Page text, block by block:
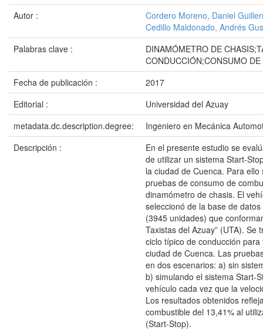
Autor :
Cordero Moreno, Daniel
Cedillo Maldonado, Andrés
Palabras clave :
DINAMÓMETRO DE
CONDUCCIÓN;CONSUMO
Fecha de publicación :
2017
Editorial :
Universidad del Azuay
metadata.dc.description.degree:
Ingeniero en Mecánica
Descripción :
En el presente estudio se
de utilizar un sistema Start-
la ciudad de Cuenca. Para ello
pruebas de consumo de
dinamómetro de chasis. El
seleccionó de la base de
(3945 unidades) que
Taxistas del Azuay” (UTA). Se
ciclo típico de conducción para
ciudad de Cuenca. Las
en dos escenarios: a) sin
b) simulando el sistema Start-
vehículo cada vez que la
Los resultados obtenidos
combustible del 13,41% al
(Start-Stop).